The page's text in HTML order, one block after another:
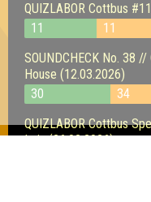
QUIZLABOR Cottbus
11
11
SOUNDCHECK No. 38
House (12.03.2026)
30
34
QUIZLABOR Cottbus
Leia (26.02.2026)